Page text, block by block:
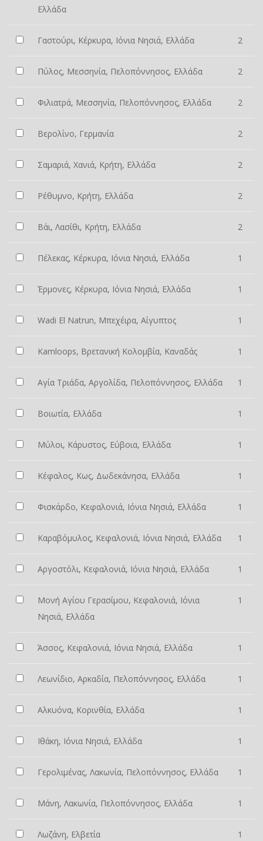
Ελλάδα
Γαστούρι, Κέρκυρα, Ιόνια Νησιά, Ελλάδα 2
Πύλος, Μεσσηνία, Πελοπόννησος, Ελλάδα 2
Φιλιατρά, Μεσσηνία, Πελοπόννησος, Ελλάδα 2
Βερολίνο, Γερμανία 2
Σαμαριά, Χανιά, Κρήτη, Ελλάδα 2
Ρέθυμνο, Κρήτη, Ελλάδα 2
Βάι, Λασίθι, Κρήτη, Ελλάδα 2
Πέλεκας, Κέρκυρα, Ιόνια Νησιά, Ελλάδα 1
Έρμονες, Κέρκυρα, Ιόνια Νησιά, Ελλάδα 1
Wadi El Natrun, Μπεχέιρα, Αίγυπτος 1
Kamloops, Βρετανική Κολομβία, Καναδάς 1
Αγία Τριάδα, Αργολίδα, Πελοπόννησος, Ελλάδα 1
Βοιωτία, Ελλάδα 1
Μύλοι, Κάρυστος, Εύβοια, Ελλάδα 1
Κέφαλος, Κως, Δωδεκάνησα, Ελλάδα 1
Φισκάρδο, Κεφαλονιά, Ιόνια Νησιά, Ελλάδα 1
Καραβόμυλος, Κεφαλονιά, Ιόνια Νησιά, Ελλάδα 1
Αργοστόλι, Κεφαλονιά, Ιόνια Νησιά, Ελλάδα 1
Μονή Αγίου Γερασίμου, Κεφαλονιά, Ιόνια
Νησιά, Ελλάδα
1
Άσσος, Κεφαλονιά, Ιόνια Νησιά, Ελλάδα 1
Λεωνίδιο, Αρκαδία, Πελοπόννησος, Ελλάδα 1
Αλκυόνα, Κορινθία, Ελλάδα 1
Ιθάκη, Ιόνια Νησιά, Ελλάδα 1
Γερολιμένας, Λακωνία, Πελοπόννησος, Ελλάδα 1
Μάνη, Λακωνία, Πελοπόννησος, Ελλάδα 1
Λωζάνη, Ελβετία 1